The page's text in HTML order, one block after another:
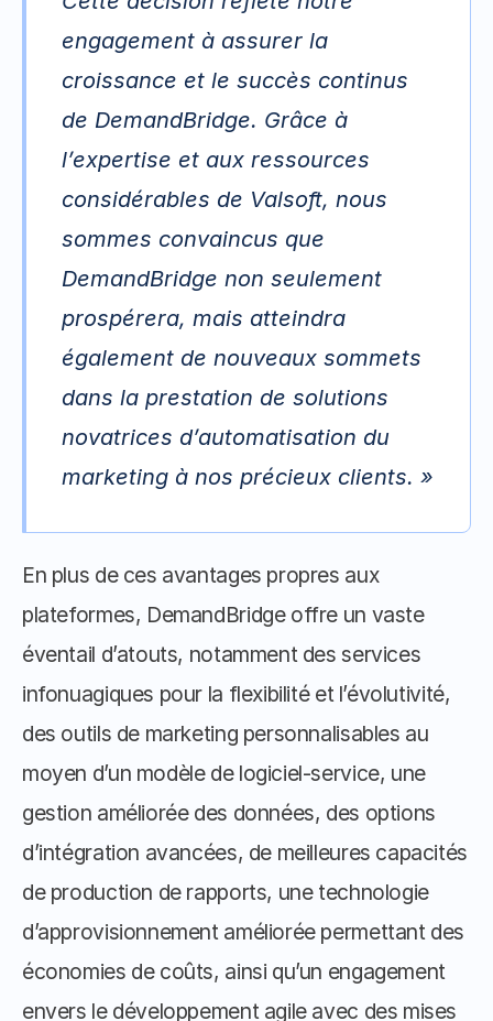
engagement à assurer la
croissance et le succès continus
de DemandBridge. Grâce à
l’expertise et aux ressources
considérables de Valsoft, nous
sommes convaincus que
DemandBridge non seulement
prospérera, mais atteindra
également de nouveaux sommets
dans la prestation de solutions
novatrices d’automatisation du
marketing à nos précieux clients. »
En plus de ces avantages propres aux
plateformes, DemandBridge offre un vaste
éventail d’atouts, notamment des services
infonuagiques pour la flexibilité et l’évolutivité,
des outils de marketing personnalisables au
moyen d’un modèle de logiciel-service, une
gestion améliorée des données, des options
d’intégration avancées, de meilleures capacités
de production de rapports, une technologie
d’approvisionnement améliorée permettant des
économies de coûts, ainsi qu’un engagement
envers le développement agile avec des mises